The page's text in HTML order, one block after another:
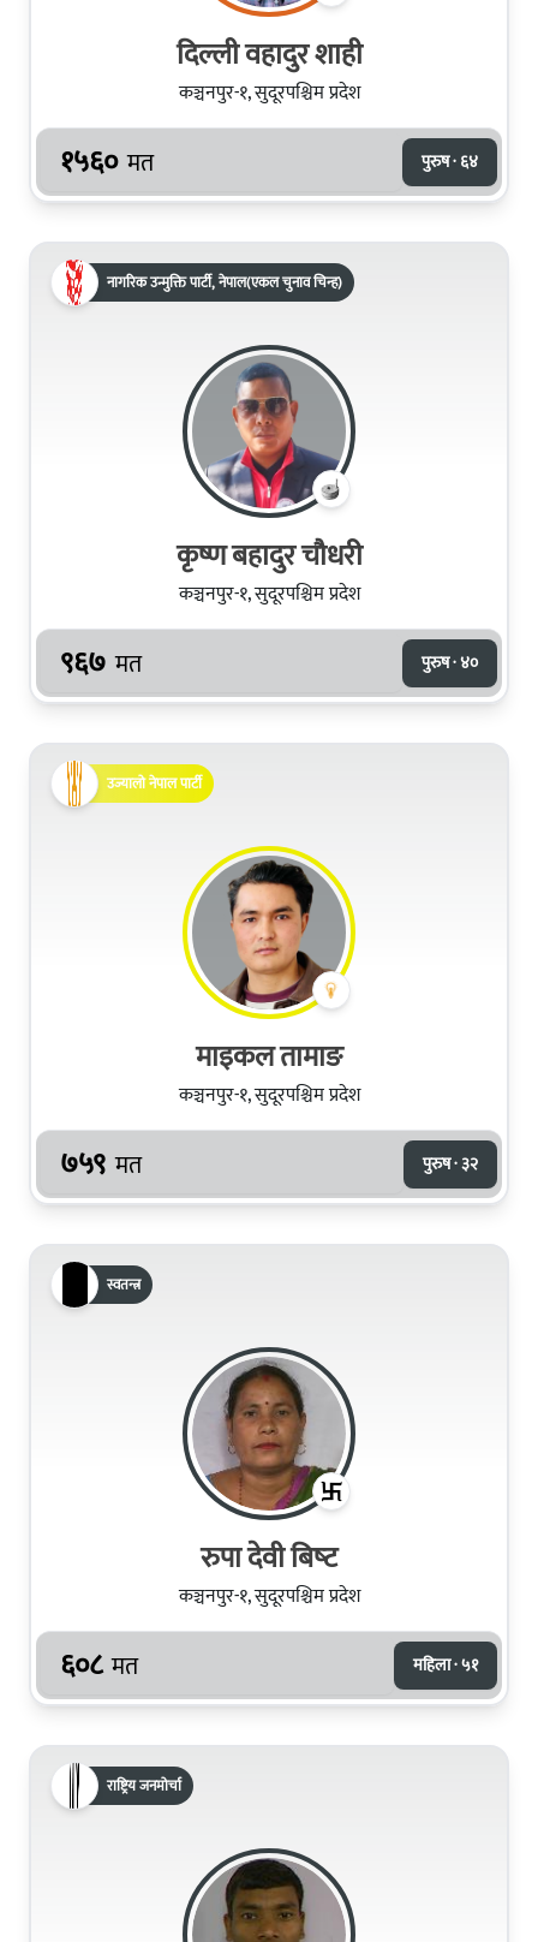
दिल्ली वहादुर शाही
कञ्चनपुर-१, सुदूरपश्चिम प्रदेश
१५६० मत पुरुष · ६४
नागरिक उन्मुक्ति पार्टी, नेपाल(एकल चुनाव चिन्ह)
कृष्ण बहादुर चौधरी
कञ्चनपुर-१, सुदूरपश्चिम प्रदेश
९६७ मत पुरुष · ४०
उज्यालो नेपाल पार्टी
माइकल तामाङ
कञ्चनपुर-१, सुदूरपश्चिम प्रदेश
७५९ मत पुरुष · ३२
स्वतन्त्र
रुपा देवी बिष्‍ट
कञ्चनपुर-१, सुदूरपश्चिम प्रदेश
६०८ मत महिला · ५१
राष्ट्रिय जनमोर्चा